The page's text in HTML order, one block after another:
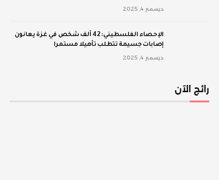
ديسمبر 4, 2025
الإحصاء الفلسطيني: 42 ألف شخص في غزة يعانون
إصابات جسيمة تتطلب تأهيلا مستمرا
ديسمبر 4, 2025
رائج الآن